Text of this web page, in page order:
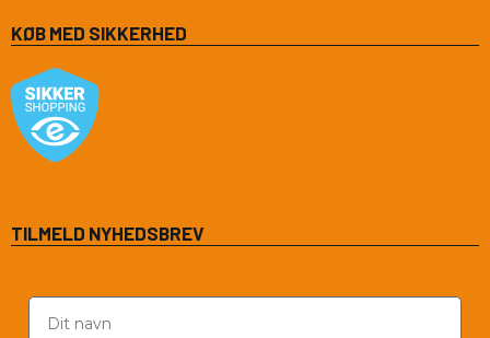
KØB MED SIKKERHED
TILMELD NYHEDSBREV